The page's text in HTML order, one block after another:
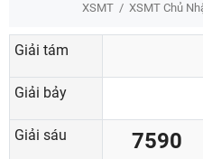
XSMT XSMT Chủ
Giải tám
Giải bảy
Giải sáu 7590